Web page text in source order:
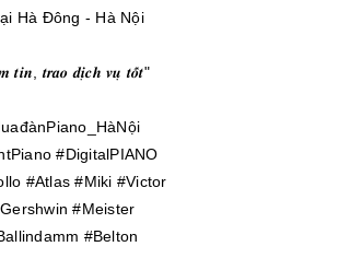
Hà Đông - Hà Nội
𝒕𝒓𝒂𝒐 𝒅𝒊̣𝒄𝒉 𝒗𝒖̣ 𝒕𝒐̂́𝒕"
#DigitalPIANO
#Atlas #Miki #Victor
#Meister
#Belton